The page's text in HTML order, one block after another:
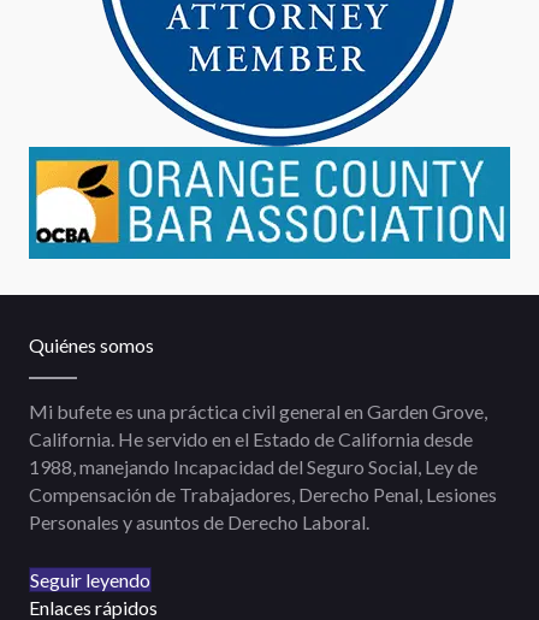
Quiénes somos
Mi bufete es una práctica civil general en Garden Grove,
California. He servido en el Estado de California desde
1988, manejando Incapacidad del Seguro Social, Ley de
Compensación de Trabajadores, Derecho Penal, Lesiones
Personales y asuntos de Derecho Laboral.
Seguir leyendo
Enlaces rápidos